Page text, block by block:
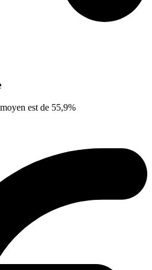
est de 55,9%